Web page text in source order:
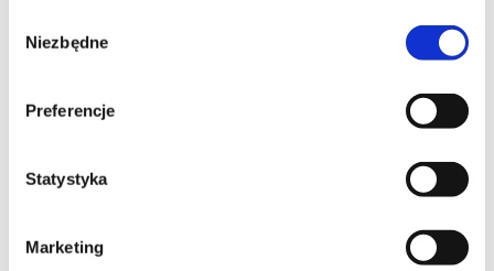
zgody
Niezbędne
Preferencje
Statystyka
Marketing
Nabywanie nieruchomości rolnej
Akt notarialny
budownictwo